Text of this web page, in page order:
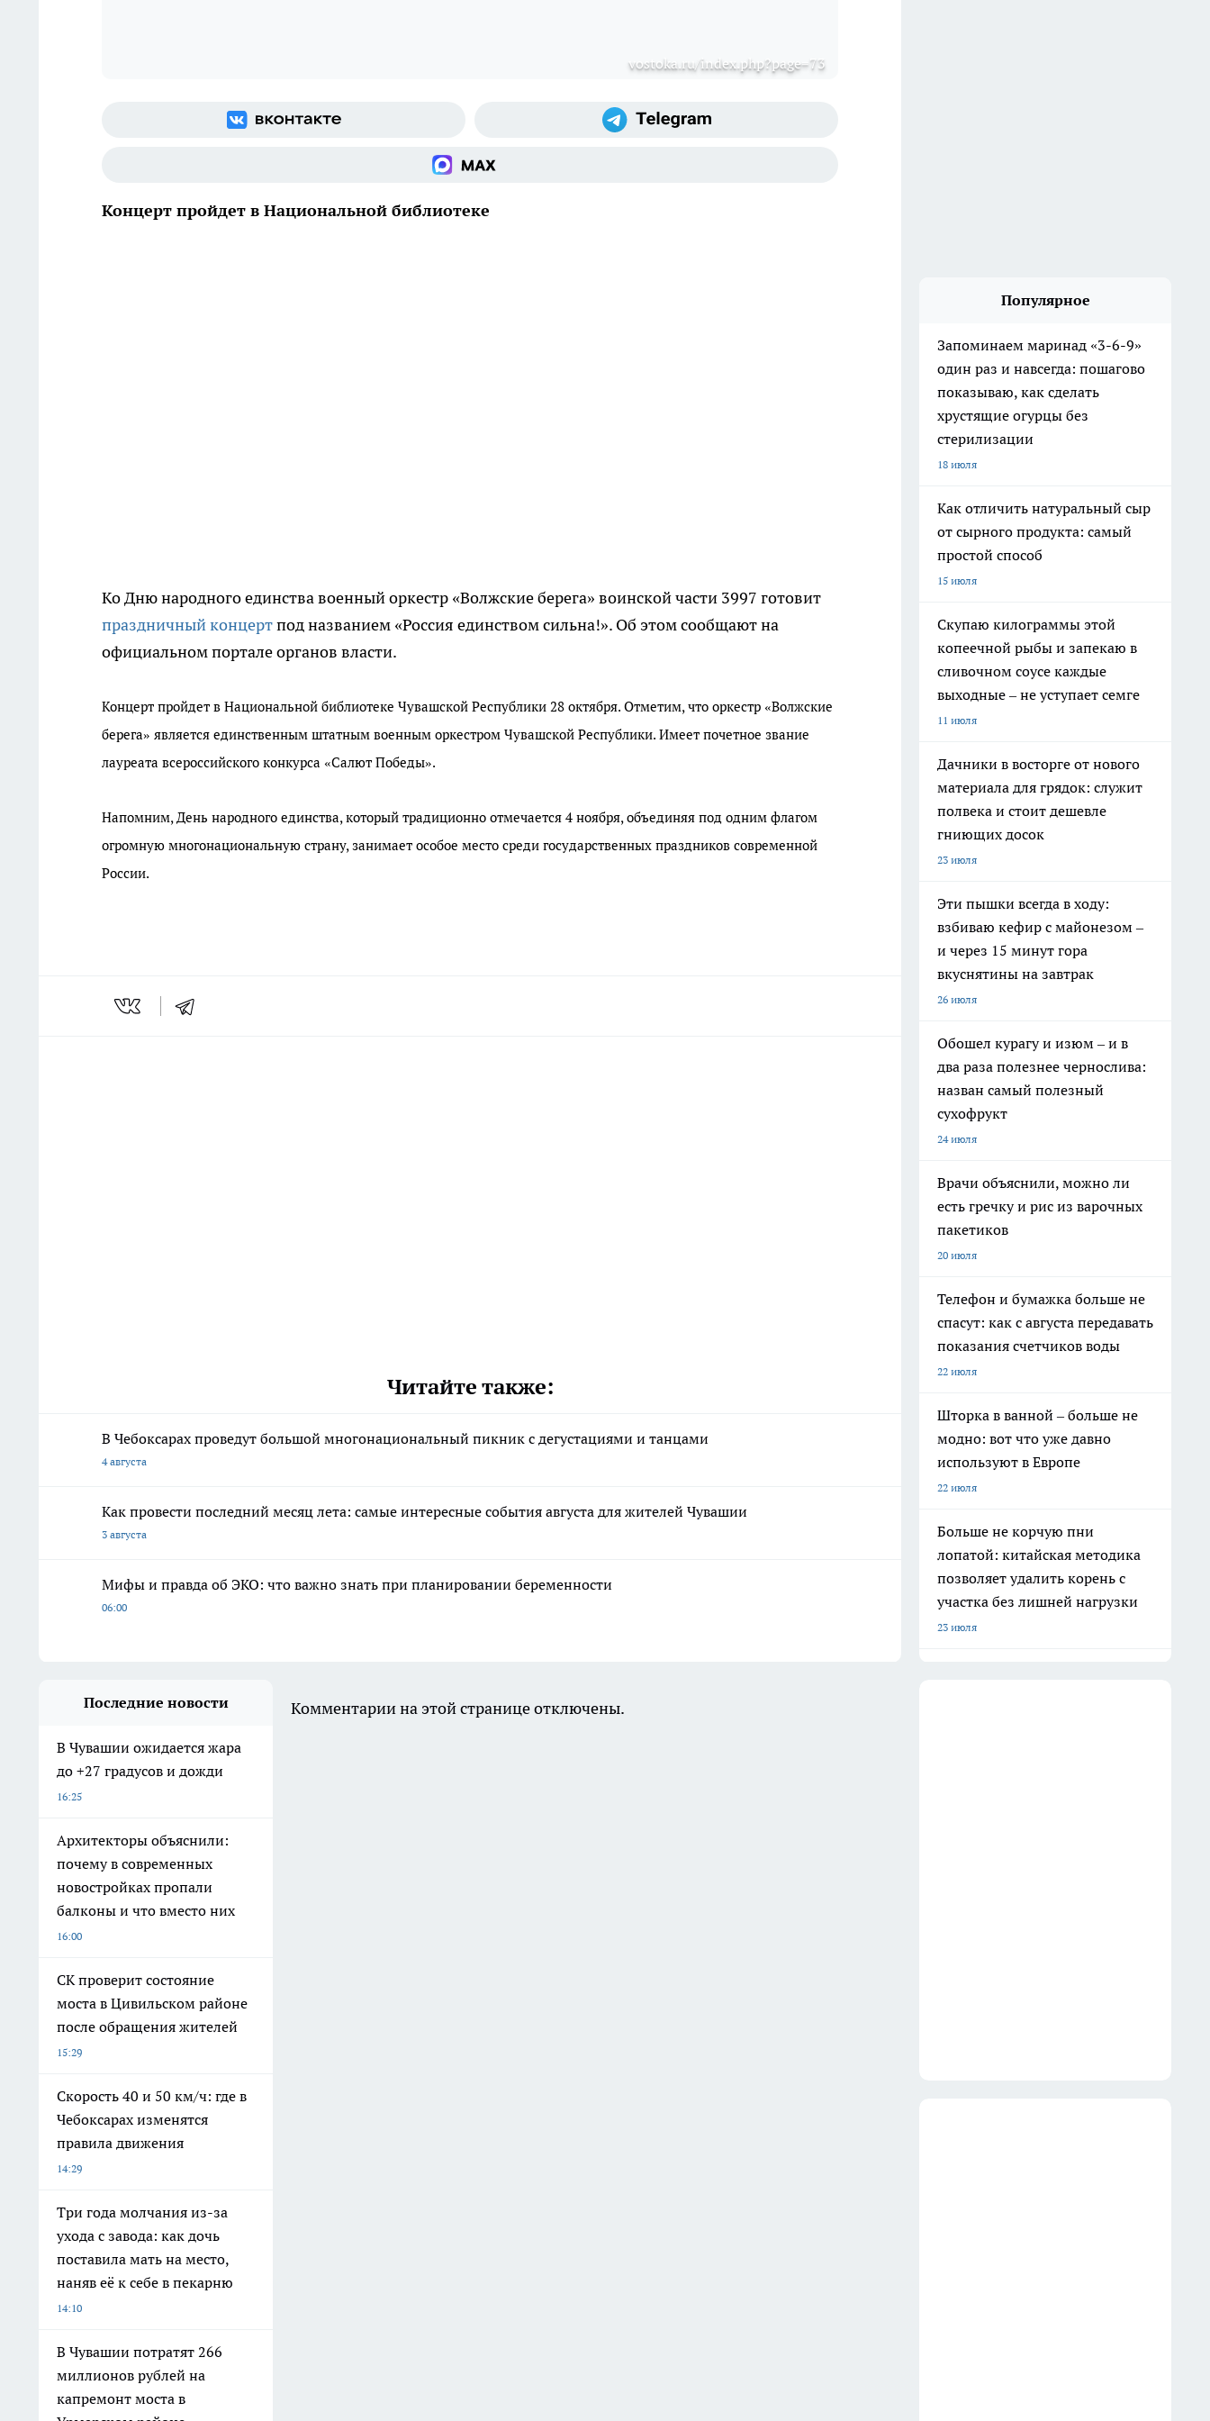
vostoka.ru/index.php?page=73
Концерт пройдет в Национальной библиотеке
Ко Дню народного единства военный оркестр «Волжские берега» воинской части 3997 готовит
праздничный концертпод названием «Россия единством сильна!». Об этом сообщают на
официальном портале органов власти.
Концерт пройдет в Национальной библиотеке Чувашской Республики 28 октября. Отметим, что оркестр «Волжские
берега» является единственным штатным военным оркестром Чувашской Республики. Имеет почетное звание
лауреата всероссийского конкурса «Салют Победы».
Напомним, День народного единства, который традиционно отмечается 4 ноября, объединяя под одним флагом
огромную многонациональную страну, занимает особое место среди государственных праздников современной
России.
Читайте также:
В Чебоксарах проведут большой многонациональный пикник с дегустациями и танцами
4 августа
Как провести последний месяц лета: самые интересные события августа для жителей Чувашии
3 августа
Мифы и правда об ЭКО: что важно знать при планировании беременности
06:00
Популярное
Запоминаем маринад «3-6-9»
один раз и навсегда: пошагово
показываю, как сделать
хрустящие огурцы без
стерилизации
18 июля
Как отличить натуральный сыр
от сырного продукта: самый
простой способ
15 июля
Скупаю килограммы этой
копеечной рыбы и запекаю в
сливочном соусе каждые
выходные – не уступает семге
11 июля
Дачники в восторге от нового
материала для грядок: служит
полвека и стоит дешевле
гниющих досок
23 июля
Эти пышки всегда в ходу:
взбиваю кефир с майонезом –
и через 15 минут гора
вкуснятины на завтрак
26 июля
Обошел курагу и изюм – и в
два раза полезнее чернослива:
назван самый полезный
сухофрукт
24 июля
Врачи объяснили, можно ли
есть гречку и рис из варочных
пакетиков
20 июля
Телефон и бумажка больше не
спасут: как с августа передавать
показания счетчиков воды
22 июля
Шторка в ванной – больше не
модно: вот что уже давно
используют в Европе
22 июля
Больше не корчую пни
лопатой: китайская методика
позволяет удалить корень с
участка без лишней нагрузки
23 июля
Последние новости
В Чувашии ожидается жара
до +27 градусов и дожди
16:25
Архитекторы объяснили:
почему в современных
новостройках пропали
балконы и что вместо них
16:00
СК проверит состояние
моста в Цивильском районе
после обращения жителей
15:29
Скорость 40 и 50 км/ч: где в
Чебоксарах изменятся
правила движения
14:29
Три года молчания из-за
ухода с завода: как дочь
поставила мать на место,
наняв её к себе в пекарню
14:10
В Чувашии потратят 266
миллионов рублей на
капремонт моста в
Комментарии на этой странице отключены.